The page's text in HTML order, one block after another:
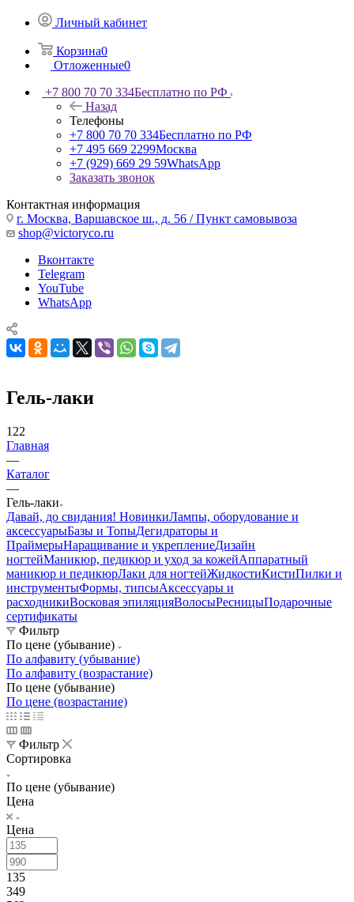
Личный кабинет
Корзина0
Отложенные0
+7 800 70 70 334Бесплатно по РФ
Назад
Телефоны
+7 800 70 70 334Бесплатно по РФ
+7 495 669 2299Москва
+7 (929) 669 29 59WhatsApp
Заказать звонок
Контактная информация
г. Москва, Варшавское ш., д. 56 / Пункт самовывоза
shop@victoryco.ru
Вконтакте
Telegram
YouTube
WhatsApp
Гель-лаки
122
Главная
—
Каталог
—
Гель-лаки
Давай, до свидания! НовинкиЛампы, оборудование и
аксессуарыБазы и ТопыДегидраторы и
ПраймерыНаращивание и укреплениеДизайн
ногтейМаникюр, педикюр и уход за кожейАппаратный
маникюр и педикюрЛаки для ногтейЖидкостиКистиПилки и
инструментыФормы, типсыАксессуары и
расходникиВосковая эпиляцияВолосыРесницыПодарочные
сертификаты
Фильтр
По цене (убывание)
По алфавиту (убывание)
По алфавиту (возрастание)
По цене (убывание)
По цене (возрастание)
Фильтр
Сортировка
По цене (убывание)
Цена
Цена
135
349